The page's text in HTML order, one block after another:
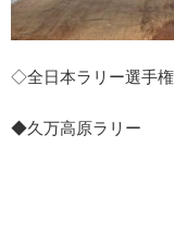
◇全日本ラリー選手
◆久万高原ラリー